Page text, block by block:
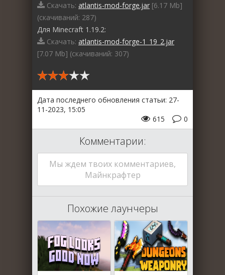
Скачать: atlantis-mod-forge.jar [6.17 Mb]
(cкачиваний: 287)
Для Minecraft 1.19.2:
Скачать: atlantis-mod-forge-1_19_2.jar
[7.07 Mb] (cкачиваний: 307)
Дата последнего обновления статьи: 27-
11-2023, 15:05
0
615
Комментарии:
Мы ждем твоих комментариев,
Майнкрафтер
Похожие лаунчеры